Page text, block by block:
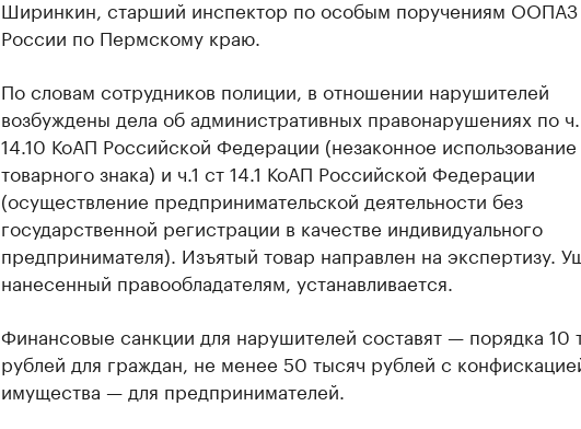
Ширинкин, старший инспектор по особым поручениям
России по Пермскому краю.
По словам сотрудников полиции, в отношении нарушителей
возбуждены дела об административных правонарушениях по ч.
14.10 КоАП Российской Федерации (незаконное
товарного знака) и ч.1 ст 14.1 КоАП Российской Федерации
(осуществление предпринимательской деятельности без
государственной регистрации в качестве индивидуального
предпринимателя). Изъятый товар направлен на экспертизу.
нанесенный правообладателям, устанавливается.
Финансовые санкции для нарушителей составят — порядка 10
рублей для граждан, не менее 50 тысяч рублей с
имущества — для предпринимателей.